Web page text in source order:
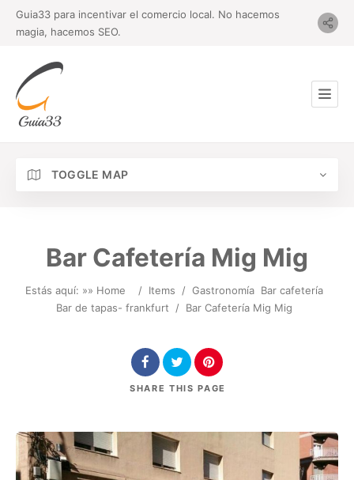
Guia33 para incentivar el comercio local. No hacemos
magia, hacemos SEO.
TOGGLE MAP
Bar Cafetería Mig Mig
Estás aquí: »» Home / Items / Gastronomía Bar cafetería
Bar de tapas- frankfurt
/ Bar Cafetería Mig Mig
SHARE THIS PAGE